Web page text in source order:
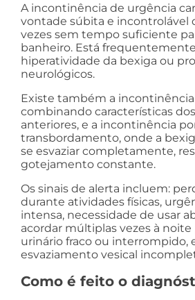
A incontinência de urgência
vontade súbita e incontrolável
vezes sem tempo suficiente
banheiro. Está
hiperatividade da bexiga ou
neurológicos.
Existe também a
combinando características
anteriores, e a incontinência
transbordamento, onde a
se esvaziar completamente,
gotejamento constante.
Os sinais de alerta incluem:
durante atividades físicas,
intensa, necessidade de usar
acordar múltiplas vezes à noite
urinário fraco ou interrompido,
esvaziamento vesical
Como é feito o